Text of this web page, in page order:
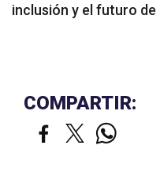
inclusión y el futuro de
COMPARTIR: